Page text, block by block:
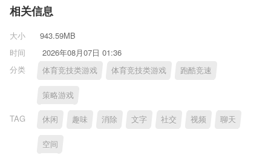
相关信息
大小
943.59MB
时间
2026年08月07日 01:36
分类
体育竞技类游戏 体育竞技类游戏 跑酷竞速
策略游戏
TAG 休闲 趣味 消除 文字 社交 视频 聊天
空间